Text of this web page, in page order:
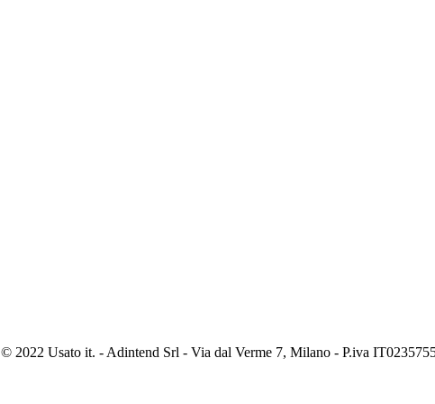
© 2022 Usato it. - Adintend Srl - Via dal Verme 7, Milano - P.iva